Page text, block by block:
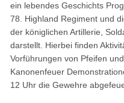
ein lebendes Geschichts
78. Highland Regiment und
der königlichen Artillerie,
darstellt. Hierbei finden
Vorführungen von Pfeifen
Kanonenfeuer
12 Uhr die Gewehre